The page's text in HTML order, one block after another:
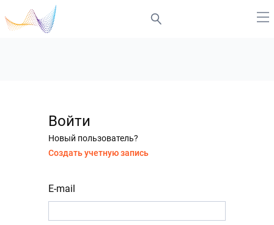
Войти
Новый пользователь?
Создать учетную запись
E-mail